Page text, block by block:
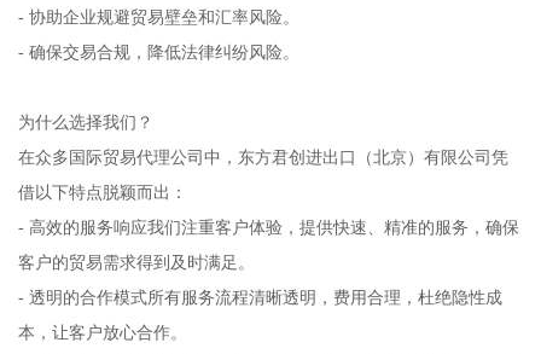
- 协助企业规避贸易壁垒和汇率风险。
- 确保交易合规，降低法律纠纷风险。
为什么选择我们？
在众多国际贸易代理公司中，东方君创进出口（北京）有限公司凭
借以下特点脱颖而出：
- 高效的服务响应我们注重客户体验，提供快速、精准的服务，确保
客户的贸易需求得到及时满足。
- 透明的合作模式所有服务流程清晰透明，费用合理，杜绝隐性成
本，让客户放心合作。